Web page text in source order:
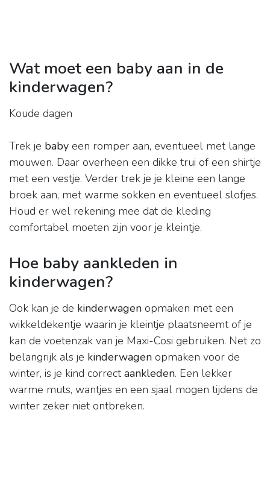
Wat moet een baby aan in de
kinderwagen?
Koude dagen
Trek je baby een romper aan, eventueel met lange
mouwen. Daar overheen een dikke trui of een shirtje
met een vestje. Verder trek je je kleine een lange
broek aan, met warme sokken en eventueel slofjes.
Houd er wel rekening mee dat de kleding
comfortabel moeten zijn voor je kleintje.
Hoe baby aankleden in
kinderwagen?
Ook kan je de kinderwagen opmaken met een
wikkeldekentje waarin je kleintje plaatsneemt of je
kan de voetenzak van je Maxi-Cosi gebruiken. Net zo
belangrijk als je kinderwagen opmaken voor de
winter, is je kind correctaankleden. Een lekker
warme muts, wantjes en een sjaal mogen tijdens de
winter zeker niet ontbreken.